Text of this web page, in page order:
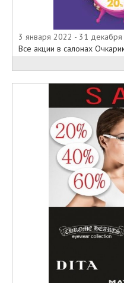
3 января 2022 - 31
Все акции в салонах